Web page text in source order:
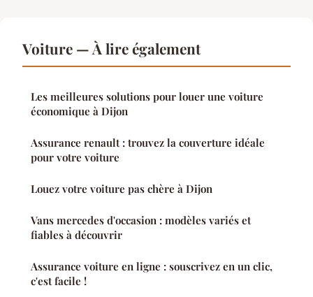
Voiture — À lire également
Les meilleures solutions pour louer une voiture
économique à Dijon
Assurance renault : trouvez la couverture idéale
pour votre voiture
Louez votre voiture pas chère à Dijon
Vans mercedes d'occasion : modèles variés et
fiables à découvrir
Assurance voiture en ligne : souscrivez en un clic,
c'est facile !